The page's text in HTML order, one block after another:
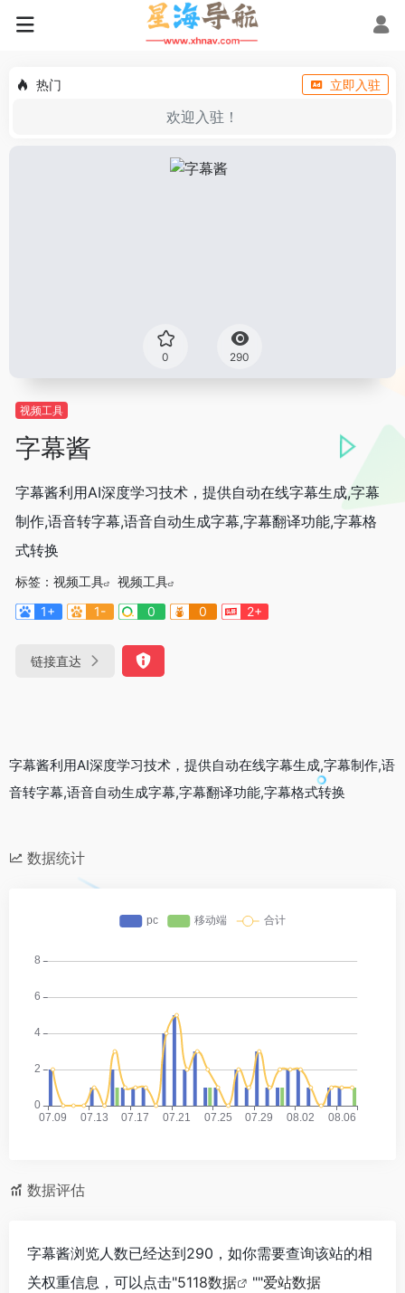
热门 立即入驻
欢迎入驻！
0 290
视频工具
字幕酱
字幕酱利用AI深度学习技术，提供自动在线字幕生成,字幕
制作,语音转字幕,语音自动生成字幕,字幕翻译功能,字幕格
式转换
标签： 视频工具
视频工具
1+
1- 0 0 2+
链接直达
字幕酱利用AI深度学习技术，提供自动在线字幕生成,字幕制作,语
音转字幕,语音自动生成字幕,字幕翻译功能,字幕格式转换
数据统计
数据评估
字幕酱浏览人数已经达到290，如你需要查询该站的相
关权重信息，可以点击"5118数据 ""爱站数据